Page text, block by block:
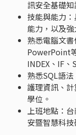
訊安全基礎知
技能與能力
能力，以及
熟悉電腦文
PowerPoint
INDEX、IF、
熟悉SQL語
護理資訊、
學位。
上班地點：
安暨智慧科